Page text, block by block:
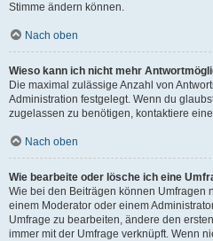
Stimme ändern können.
Nach oben
Wieso kann ich nicht mehr
Die maximal zulässige Anzahl von
Administration festgelegt. Wenn du
zugelassen zu benötigen, kontaktiere
Nach oben
Wie bearbeite oder lösche ich eine
Wie bei den Beiträgen können Umfragen
einem Moderator oder einem
Umfrage zu bearbeiten, ändere den
immer mit der Umfrage verknüpft. Wenn